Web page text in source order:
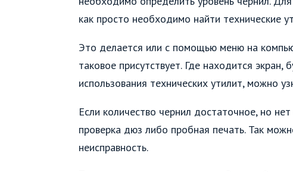
как просто необходимо найти технические
Это делается или с помощью меню на
таковое присутствует. Где находится
использования технических утилит, можно
Если количество чернил достаточное, но
проверка дюз либо пробная печать. Так
неисправность.